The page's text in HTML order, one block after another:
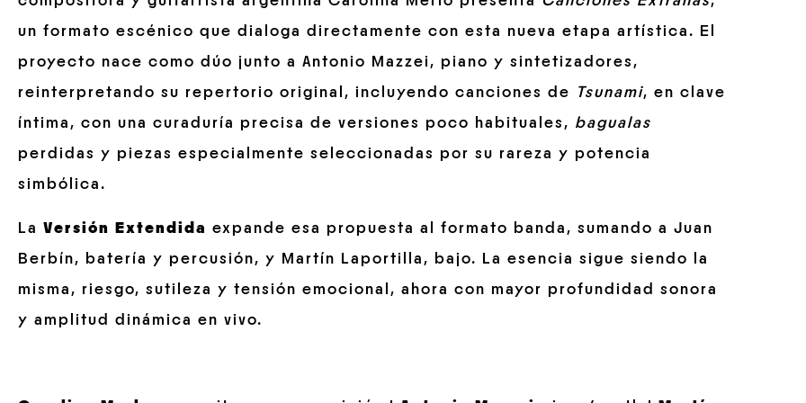
un formato escénico que dialoga directamente con esta nueva etapa artística. El
proyecto nace como dúo junto a Antonio Mazzei, piano y sintetizadores,
reinterpretando su repertorio original, incluyendo canciones de
Tsunami, en clave
íntima, con una curaduría precisa de versiones poco habituales, bagualas
perdidas y piezas especialmente seleccionadas por su rareza y potencia
simbólica.
La Versión Extendida expande esa propuesta al formato banda, sumando a Juan
Berbín, batería y percusión, y Martín Laportilla, bajo. La esencia sigue siendo la
misma, riesgo, sutileza y tensión emocional, ahora con mayor profundidad sonora
y amplitud dinámica en vivo.